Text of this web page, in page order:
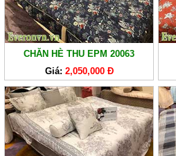
CHĂN HÈ THU EPM 20063
Giá: 2,050,000 Đ